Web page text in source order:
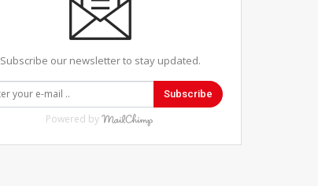
Subscribe our newsletter to stay updated.
Subscribe
Powered by